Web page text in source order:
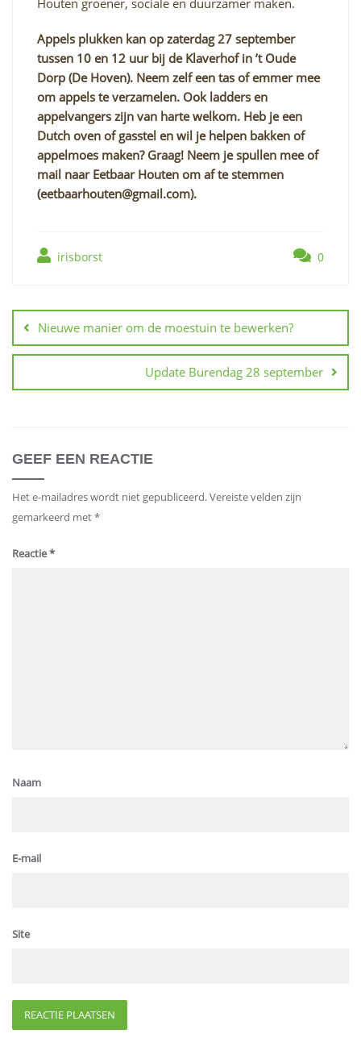
Appels plukken kan op zaterdag 27 september
tussen 10 en 12 uur bij de Klaverhof in ’t Oude
Dorp (De Hoven). Neem zelf een tas of emmer mee
om appels te verzamelen. Ook ladders en
appelvangers zijn van harte welkom. Heb je een
Dutch oven of gasstel en wil je helpen bakken of
appelmoes maken? Graag! Neem je spullen mee of
mail naar Eetbaar Houten om af te stemmen
(eetbaarhouten@gmail.com).
irisborst 0
Nieuwe manier om de moestuin te bewerken?
Update Burendag 28 september
GEEF EEN REACTIE
Het e-mailadres wordt niet gepubliceerd.Vereiste velden zijn
gemarkeerd met*
Reactie*
Naam
E-mail
Site